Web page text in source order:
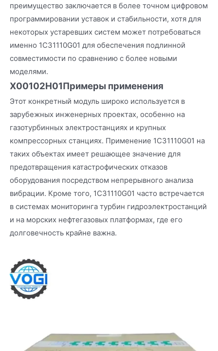
преимущество заключается в более точном цифровом
программировании уставок и стабильности, хотя для
некоторых устаревших систем может потребоваться
именно 1C31110G01 для обеспечения подлинной
совместимости по сравнению с более новыми
моделями.
X00102H01Примеры применения
Этот конкретный модуль широко используется в
зарубежных инженерных проектах, особенно на
газотурбинных электростанциях и крупных
компрессорных станциях. Применение 1C31110G01 на
таких объектах имеет решающее значение для
предотвращения катастрофических отказов
оборудования посредством непрерывного анализа
вибрации. Кроме того, 1C31110G01 часто встречается
в системах мониторинга турбин гидроэлектростанций
и на морских нефтегазовых платформах, где его
долговечность крайне важна.